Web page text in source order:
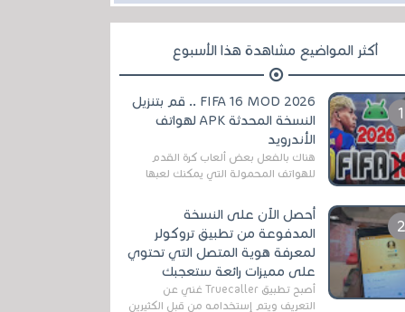
أكثر المواضيع مشاهدة هذا الأسبوع
FIFA 16 MOD 2026 .. قم بتنزيل
النسخة المحدثة APK لهواتف
الأندرويد
هناك بالفعل بعض ألعاب كرة القدم
للهواتف المحمولة التي يمكنك لعبها
مثل EA Sports ...
أحصل الآن على النسخة
المدفوعة من تطبيق تروكولر
لمعرفة هوية المتصل التي تحتوي
على مميزات رائعة ستعجبك
أصبح تطبيق Truecaller غني عن
التعريف ويتم إستخدامه من قبل الكثيرين